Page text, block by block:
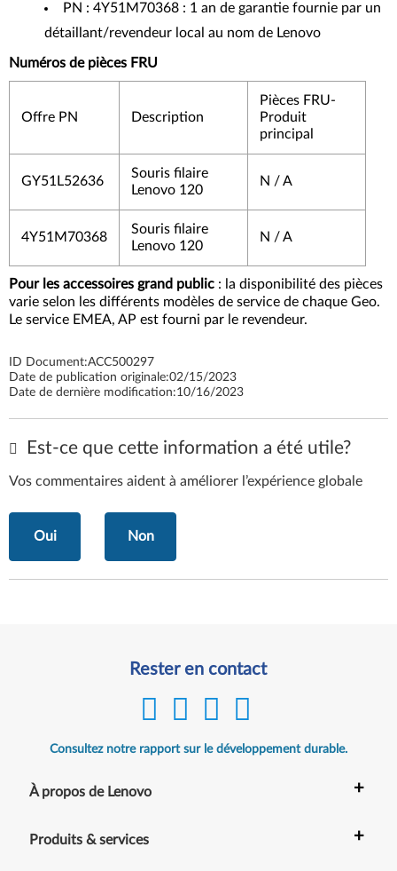
PN : 4Y51M70368 : 1 an de garantie fournie par un
détaillant/revendeur local au nom de Lenovo
Numéros de pièces FRU
Offre PN Description
Pièces FRU-
Produit
principal
GY51L52636
Souris filaire
Lenovo 120
N / A
4Y51M70368
Souris filaire
Lenovo 120
N / A
Pour les accessoires grand public : la disponibilité des pièces
varie selon les différents modèles de service de chaque Geo.
Le service EMEA, AP est fourni par le revendeur.
ID Document:ACC500297
Date de publication originale:02/15/2023
Date de dernière modification:10/16/2023
Est-ce que cette information a été utile?
Vos commentaires aident à améliorer l’expérience globale
Oui Non
Rester en contact
Consultez notre rapport sur le développement durable.
À propos de Lenovo +
Produits & services +